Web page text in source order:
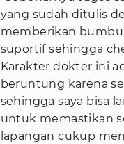
yang sudah ditulis
memberikan
suportif sehingga
Karakter dokter ini
beruntung karena
sehingga saya bisa
untuk memastikan
lapangan cukup